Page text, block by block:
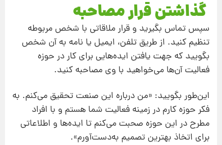
گذاشتن قرار مصاحبه
سپس تماس بگیرید و قرار ملاقاتی با شخص مربوطه
تنظیم کنید. از طریق تلفن، ایمیل یا نامه به آن شخص
بگویید که جهت یافتن ایده‌هایی برای کار در حوزه
فعالیت آن‌ها می‌خواهید با وی مصاحبه کنید.
این‌طور بگویید: «من درباره این صنعت تحقیق می‌کنم. به
فکر حوزه کارم در زمینه فعالیت شما هستم و با افراد
مطرح در این حوزه صحبت می‌کنم تا ایده‌ها و اطلاعاتی
برای اتخاذ بهترین تصمیم به‌دست‌آورم».